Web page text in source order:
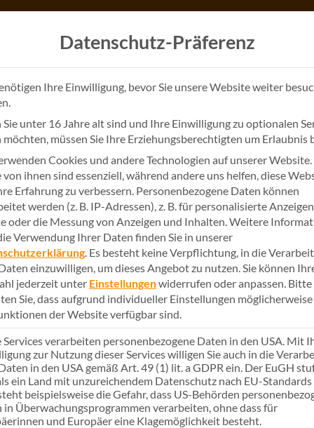
News 22.
weitere
bei
Link teilen
Datenschutz-Präferenz
Ihre Einwilligung, bevor Sie unsere Website weiter
Sie unter 16 Jahre alt sind und Ihre Einwilligung zu optionalen
möchten, müssen Sie Ihre Erziehungsberechtigten um Erlaubnis
Cookies und andere Technologien auf unserer Website.
von ihnen sind essenziell, während andere uns helfen, diese
Erfahrung zu verbessern. Personenbezogene Daten können
werden (z. B. IP-Adressen), z. B. für personalisierte
oder die Messung von Anzeigen und Inhalten.Weitere
Verwendung Ihrer Daten finden Sie in unserer
. Es besteht keine Verpflichtung, in die
einzuwilligen, um dieses Angebot zu nutzen.Sie können
jederzeit unter Einstellungenwiderrufen oder anpassen. Bitte
Sie, dass aufgrund individueller Einstellungen
der Website verfügbar sind.
Services verarbeiten personenbezogene Daten in den USA. Mit
zur Nutzung dieser Services willigen Sie auch in die
in den USA gemäß Art. 49 (1) lit. a GDPR ein. Der EuGH
ein Land mit unzureichendem Datenschutz nach EU-Standards
beispielsweise die Gefahr, dass US-Behörden
in Überwachungsprogrammen verarbeiten, ohne dass für
und Europäer eine Klagemöglichkeit besteht.